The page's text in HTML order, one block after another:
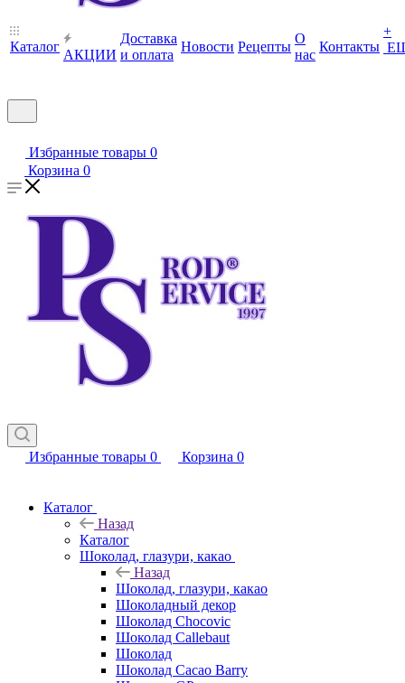
Каталог
АКЦИИ
Доставка
и оплата
Новости Рецепты
О
нас
Контакты
+
Избранные товары 0
Корзина 0
Избранные товары 0 Корзина 0
Каталог
Назад
Каталог
Шоколад, глазури, какао
Назад
Шоколад, глазури, какао
Шоколадный декор
Шоколад Chocovic
Шоколад Callebaut
Шоколад
Шоколад Cacao Barry